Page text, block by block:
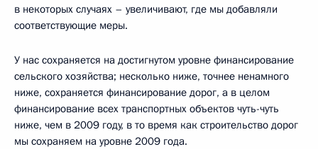
в некоторых случаях – увеличивают, где мы добавляли
соответствующие меры.
У нас сохраняется на достигнутом уровне финансирование
сельского хозяйства; несколько ниже, точнее ненамного
ниже, сохраняется финансирование дорог, а в целом
финансирование всех транспортных объектов чуть-чуть
ниже, чем в 2009 году, в то время как строительство дорог
мы сохраняем на уровне 2009 года.